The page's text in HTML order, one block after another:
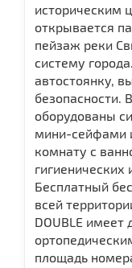
историческим
открывается
пейзаж реки
систему
автостоянку,
безопасности.
оборудованы
мини-сейфами
комнату с
гигиенических
Бесплатный
всей
DOUBLE имеет
площадь